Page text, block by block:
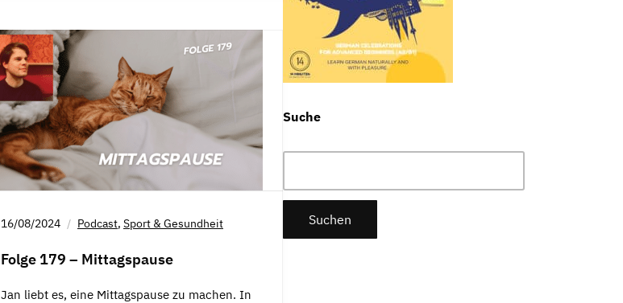
16/08/2024 Podcast, Sport & Gesundheit
Folge 179 – Mittagspause
Jan liebt es, eine Mittagspause zu machen. In
Suche